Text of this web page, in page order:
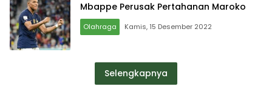
Mbappe Perusak Pertahanan Maroko
Olahraga Kamis, 15 Desember 2022
Selengkapnya